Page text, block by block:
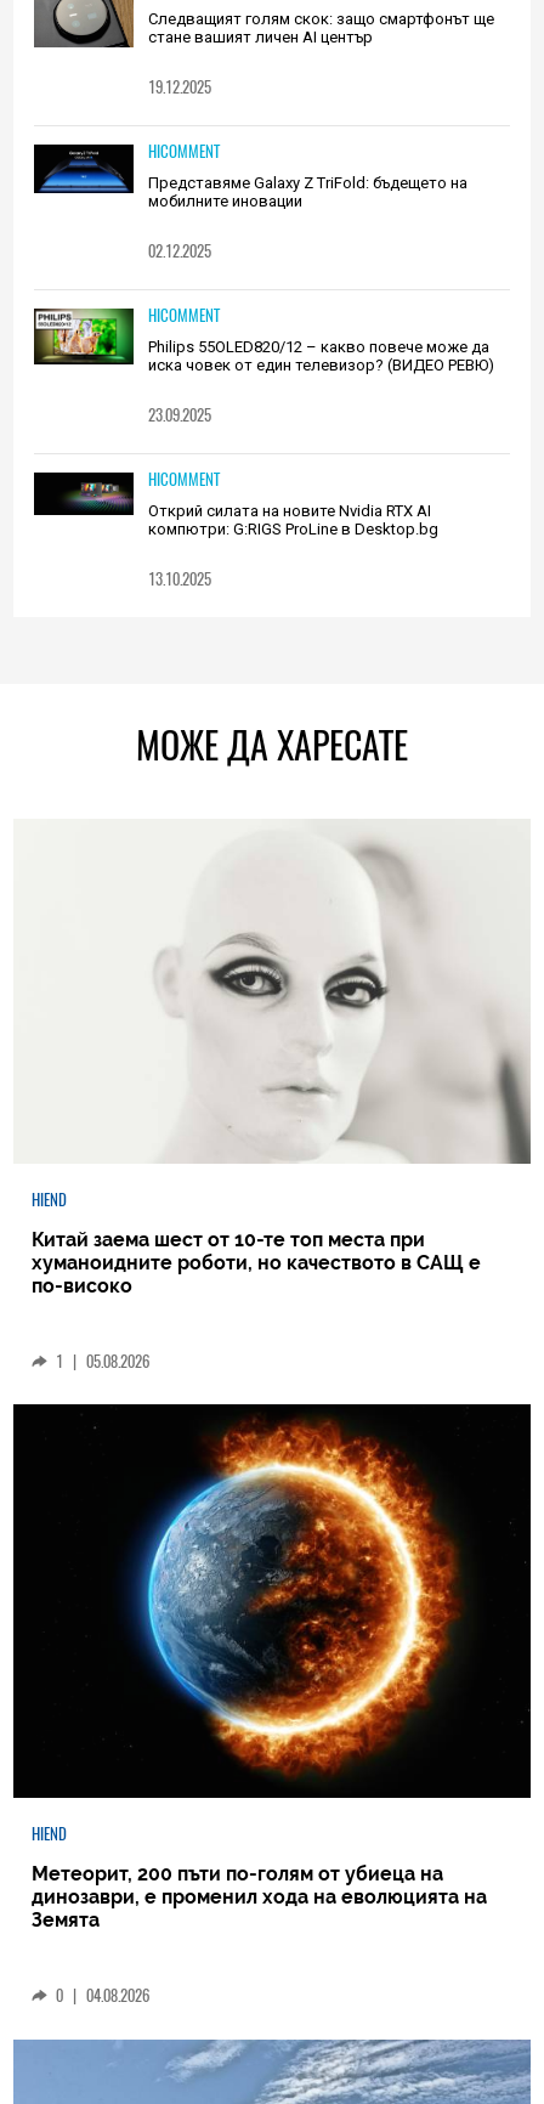
Следващият голям скок: защо смартфонът ще
стане вашият личен AI център
19.12.2025
HICOMMENT
Представяме Galaxy Z TriFold: бъдещето на
мобилните иновации
02.12.2025
HICOMMENT
Philips 55OLED820/12 – какво повече може да
иска човек от един телевизор? (ВИДЕО РЕВЮ)
23.09.2025
HICOMMENT
Открий силата на новите Nvidia RTX AI
компютри: G:RIGS ProLine в Desktop.bg
13.10.2025
МОЖЕ ДА ХАРЕСАТЕ
HIEND
Китай заема шест от 10-те топ места при
хуманоидните роботи, но качеството в САЩ е
по-високо
1 | 05.08.2026
HIEND
Метеорит, 200 пъти по-голям от убиеца на
динозаври, е променил хода на еволюцията на
Земята
0 | 04.08.2026